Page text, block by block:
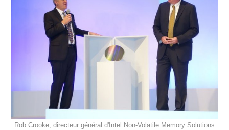
Rob Crooke, directeur général d'Intel Non-Volatile Memory Solutions